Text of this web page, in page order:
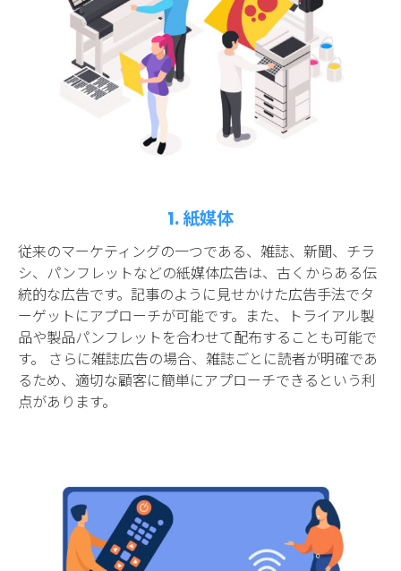
1. 紙媒体
従来のマーケティングの一つである、雑誌、新聞、チラ
シ、パンフレットなどの紙媒体広告は、古くからある伝
統的な広告です。記事のように見せかけた広告手法でタ
ーゲットにアプローチが可能です。また、トライアル製
品や製品パンフレットを合わせて配布することも可能で
す。 さらに雑誌広告の場合、雑誌ごとに読者が明確であ
るため、適切な顧客に簡単にアプローチできるという利
点があります。